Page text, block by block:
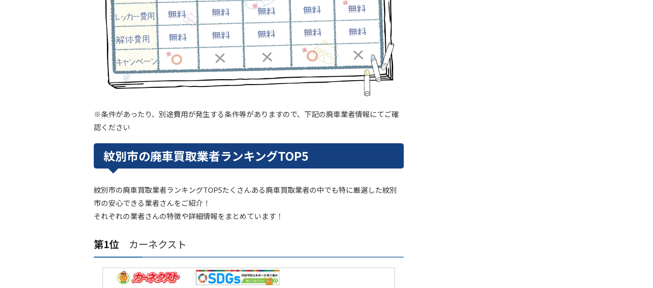
※条件があったり、別途費用が発生する条件等がありますので、下記の廃車業者情報にてご確
認ください
紋別市の廃車買取業者ランキングTOP5
紋別市の廃車買取業者ランキングTOP5たくさんある廃車買取業者の中でも特に厳選した紋別
市の安心できる業者さんをご紹介！
それぞれの業者さんの特徴や詳細情報をまとめています！
第1位 カーネクスト